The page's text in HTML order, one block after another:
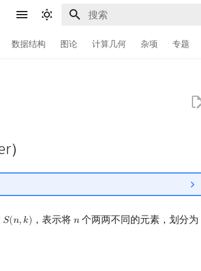
数据结构 图论 计算几何 杂项 专题
𝑆(𝑛,𝑘)
S(n,k) ，表示将 𝑛
n 个两两不同的元素，划分为